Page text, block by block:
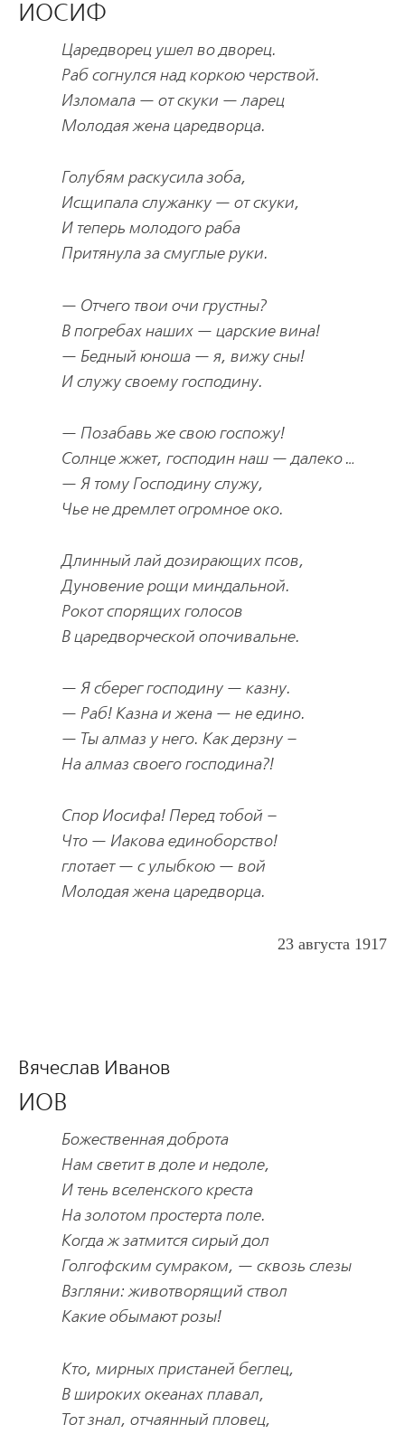
ИОСИФ
Царедворец ушел во дворец.
Раб согнулся над коркою черствой.
Изломала — от скуки — ларец
Молодая жена царедворца.
Голубям раскусила зоба,
Исщипала служанку — от скуки,
И теперь молодого раба
Притянула за смуглые руки.
— Отчего твои очи грустны?
В погребах наших — царские вина!
— Бедный юноша — я, вижу сны!
И служу своему господину.
— Позабавь же свою госпожу!
Солнце жжет, господин наш — далеко …
— Я тому Господину служу,
Чье не дремлет огромное око.
Длинный лай дозирающих псов,
Дуновение рощи миндальной.
Рокот спорящих голосов
В царедворческой опочивальне.
— Я сберег господину — казну.
— Раб! Казна и жена — не едино.
— Ты алмаз у него. Как дерзну –
На алмаз своего господина?!
Спор Иосифа! Перед тобой –
Что — Иакова единоборство!
глотает — с улыбкою — вой
Молодая жена царедворца.
23 августа 1917
Вячеслав Иванов
ИОВ
Божественная доброта
Нам светит в доле и недоле,
И тень вселенского креста
На золотом простерта поле.
Когда ж затмится сирый дол
Голгофским сумраком, — сквозь слезы
Взгляни: животворящий ствол
Какие обымают розы!
Кто, мирных пристаней беглец,
В широких океанах плавал,
Тот знал, отчаянный пловец,